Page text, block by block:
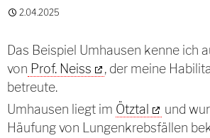
2.04.2025
Das Beispiel Umhausen kenne ich
von Prof. Neiss
, der meine
betreute.
Umhausen liegt im Ötztal
und
Häufung von Lungenkrebsfällen